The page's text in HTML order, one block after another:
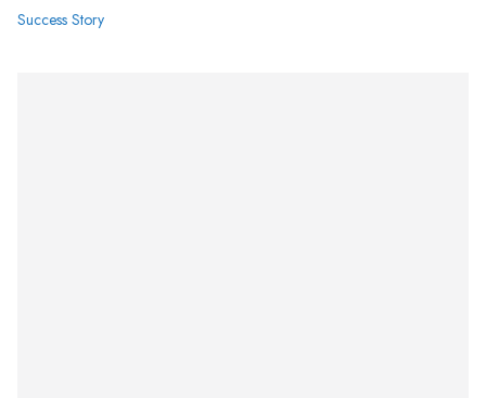
Success Story